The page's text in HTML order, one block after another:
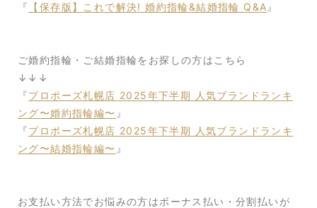
『
【保存版】これで解決! 婚約指輪&結婚指輪 Q&A 』
ご婚約指輪・ご結婚指輪をお探しの方はこちら
↓↓↓
『プロポーズ札幌店 2025年下半期 人気ブランドランキ
ング〜婚約指輪編〜 』
『プロポーズ札幌店 2025年下半期 人気ブランドランキ
ング〜結婚指輪編〜 』
お支払い方法でお悩みの方はボーナス払い・分割払いが